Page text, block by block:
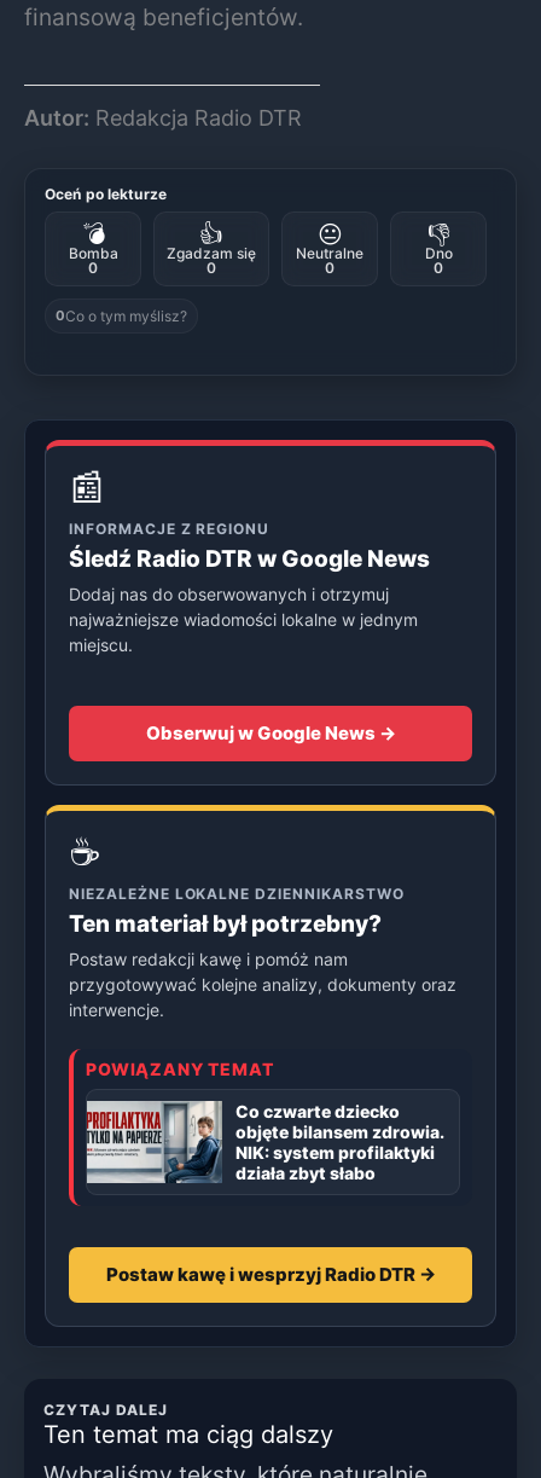
finansową beneficjentów.
Autor: Redakcja Radio DTR
Oceń po lekturze
💣
Bomba
0
👍
Zgadzam się
0
😐
Neutralne
0
👎
Dno
0
0Co o tym myślisz?
📰
INFORMACJE Z REGIONU
Śledź Radio DTR w Google News
Dodaj nas do obserwowanych i otrzymuj
najważniejsze wiadomości lokalne w jednym
miejscu.
Obserwuj w Google News →
☕
NIEZALEŻNE LOKALNE DZIENNIKARSTWO
Ten materiał był potrzebny?
Postaw redakcji kawę i pomóż nam
przygotowywać kolejne analizy, dokumenty oraz
interwencje.
POWIĄZANY TEMAT
Co czwarte dziecko
objęte bilansem zdrowia.
NIK: system profilaktyki
działa zbyt słabo
Postaw kawę i wesprzyj Radio DTR →
CZYTAJ DALEJ
Ten temat ma ciąg dalszy